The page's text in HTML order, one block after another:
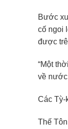
Bước
cố ngoi
được
“Một
về
Các Tỳ-
Thế